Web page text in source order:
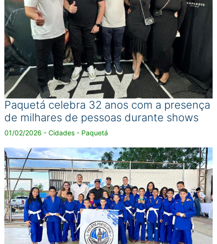
Paquetá celebra 32 anos com a presença
de milhares de pessoas durante shows
01/02/2026 - Cidades - Paquetá